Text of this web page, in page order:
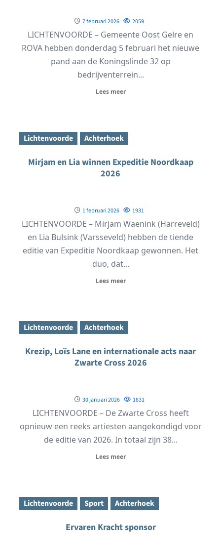
7 februari 2026 2059
LICHTENVOORDE – Gemeente Oost Gelre en
ROVA hebben donderdag 5 februari het nieuwe
pand aan de Koningslinde 32 op
bedrijventerrein...
Lees meer
Lichtenvoorde Achterhoek
Mirjam en Lia winnen Expeditie Noordkaap
2026
1 februari 2026 1931
LICHTENVOORDE – Mirjam Waenink (Harreveld)
en Lia Bulsink (Varsseveld) hebben de tiende
editie van Expeditie Noordkaap gewonnen. Het
duo, dat...
Lees meer
Lichtenvoorde Achterhoek
Krezip, Loïs Lane en internationale acts naar
Zwarte Cross 2026
30 januari 2026 1831
LICHTENVOORDE – De Zwarte Cross heeft
opnieuw een reeks artiesten aangekondigd voor
de editie van 2026. In totaal zijn 38...
Lees meer
Lichtenvoorde Sport Achterhoek
Ervaren Kracht sponsor